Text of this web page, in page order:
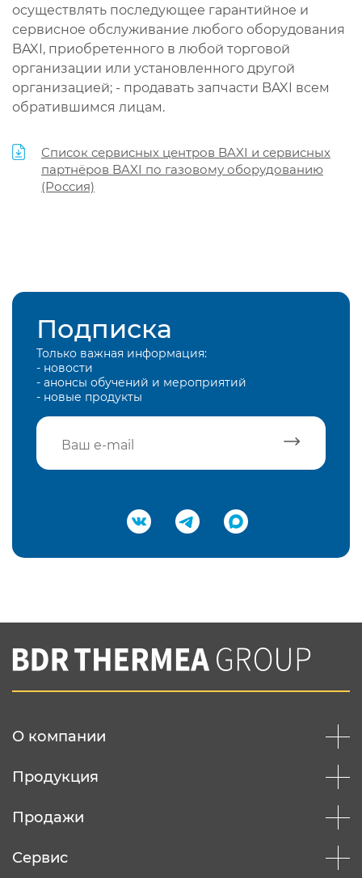
осуществлять последующее гарантийное и
сервисное обслуживание любого оборудования
BAXI, приобретенного в любой торговой
организации или установленного другой
организацией; - продавать запчасти BAXI всем
обратившимся лицам.
Список сервисных центров BAXI и сервисных
партнёров BAXI по газовому оборудованию
(Россия)
Подписка
Только важная информация:
- новости
- анонсы обучений и мероприятий
- новые продукты
Подтвердить e-mail
Вы соглашаетесь с нашей политикой
конфеденциальности
О компании
Продукция
Продажи
Сервис